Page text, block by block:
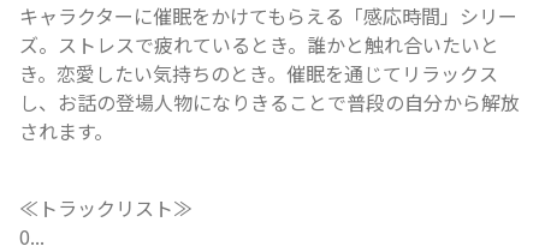
キャラクターに催眠をかけてもらえる「感応時間」シリー
ズ。ストレスで疲れているとき。誰かと触れ合いたいと
き。恋愛したい気持ちのとき。催眠を通じてリラックス
し、お話の登場人物になりきることで普段の自分から解放
されます。
≪トラックリスト≫
0...